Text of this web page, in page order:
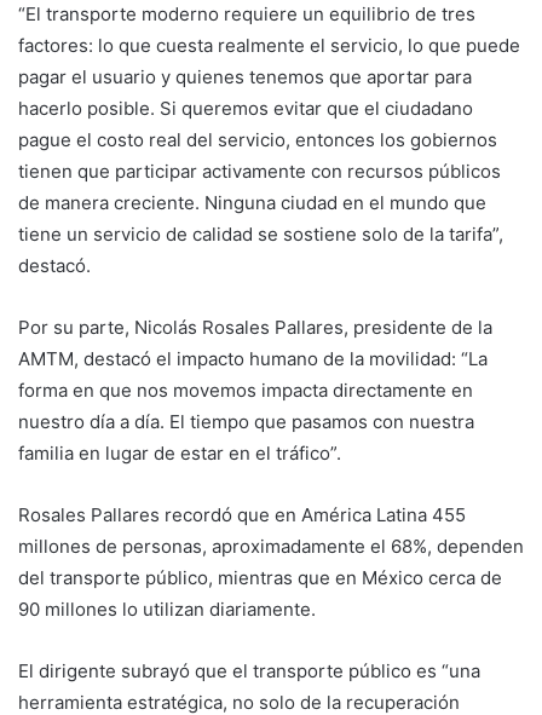
“El transporte moderno requiere un equilibrio de tres
factores: lo que cuesta realmente el servicio, lo que puede
pagar el usuario y quienes tenemos que aportar para
hacerlo posible. Si queremos evitar que el ciudadano
pague el costo real del servicio, entonces los gobiernos
tienen que participar activamente con recursos públicos
de manera creciente. Ninguna ciudad en el mundo que
tiene un servicio de calidad se sostiene solo de la tarifa”,
destacó.
Por su parte, Nicolás Rosales Pallares, presidente de la
AMTM, destacó el impacto humano de la movilidad: “La
forma en que nos movemos impacta directamente en
nuestro día a día. El tiempo que pasamos con nuestra
familia en lugar de estar en el tráfico”.
Rosales Pallares recordó que en América Latina 455
millones de personas, aproximadamente el 68%, dependen
del transporte público, mientras que en México cerca de
90 millones lo utilizan diariamente.
El dirigente subrayó que el transporte público es “una
herramienta estratégica, no solo de la recuperación